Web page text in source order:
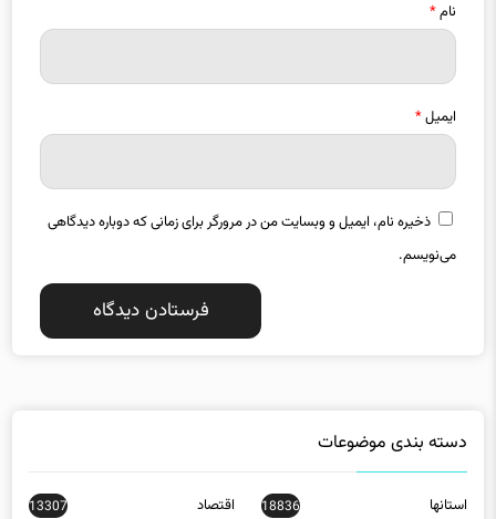
نام*
ایمیل*
ذخیره نام، ایمیل و وبسایت من در مرورگر برای زمانی که دوباره دیدگاهی
می‌نویسم.
دسته بندی موضوعات
استانها 18836 اقتصاد 13307